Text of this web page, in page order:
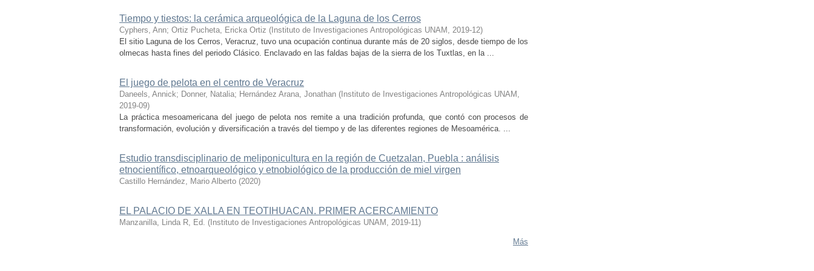
Tiempo y tiestos: la cerámica arqueológica de la Laguna de los Cerros
Cyphers, Ann; Ortiz Pucheta, Ericka Ortiz ( Instituto de Investigaciones Antropológicas UNAM , 2019-12)
El sitio Laguna de los Cerros, Veracruz, tuvo una ocupación continua durante más de 20 siglos, desde tiempo de los
olmecas hasta fines del periodo Clásico. Enclavado en las faldas bajas de la sierra de los Tuxtlas, en la ...
El juego de pelota en el centro de Veracruz
Daneels, Annick; Donner, Natalia; Hernández Arana, Jonathan ( Instituto de Investigaciones Antropológicas UNAM ,
2019-09)
La práctica mesoamericana del juego de pelota nos remite a una tradición profunda, que contó con procesos de
transformación, evolución y diversificación a través del tiempo y de las diferentes regiones de Mesoamérica. ...
Estudio transdisciplinario de meliponicultura en la región de Cuetzalan, Puebla : análisis
etnocientífico, etnoarqueológico y etnobiológico de la producción de miel virgen
Castillo Hernández, Mario Alberto (2020)
EL PALACIO DE XALLA EN TEOTIHUACAN. PRIMER ACERCAMIENTO
Manzanilla, Linda R, Ed. ( Instituto de Investigaciones Antropológicas UNAM , 2019-11)
Más